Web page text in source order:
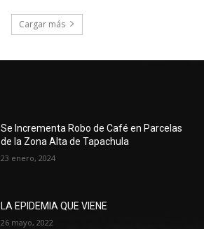
Cargar más
Se Incrementa Robo de Café en Parcelas
de la Zona Alta de Tapachula
23 enero, 2024
LA EPIDEMIA QUE VIENE
26 mayo, 2022